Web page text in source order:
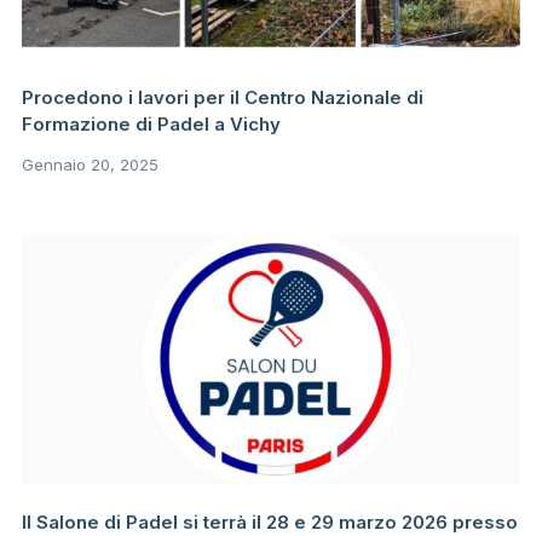
Procedono i lavori per il Centro Nazionale di
Formazione di Padel a Vichy
Gennaio 20, 2025
Il Salone di Padel si terrà il 28 e 29 marzo 2026 presso